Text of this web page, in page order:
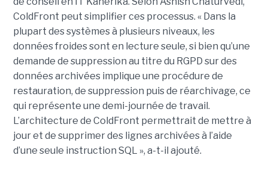
ColdFront peut simplifier ces processus. « Dans la
plupart des systèmes à plusieurs niveaux, les
données froides sont en lecture seule, si bien qu’une
demande de suppression au titre du RGPD sur des
données archivées implique une procédure de
restauration, de suppression puis de réarchivage, ce
qui représente une demi-journée de travail.
L’architecture de ColdFront permettrait de mettre à
jour et de supprimer des lignes archivées à l’aide
d’une seule instruction SQL », a-t-il ajouté.